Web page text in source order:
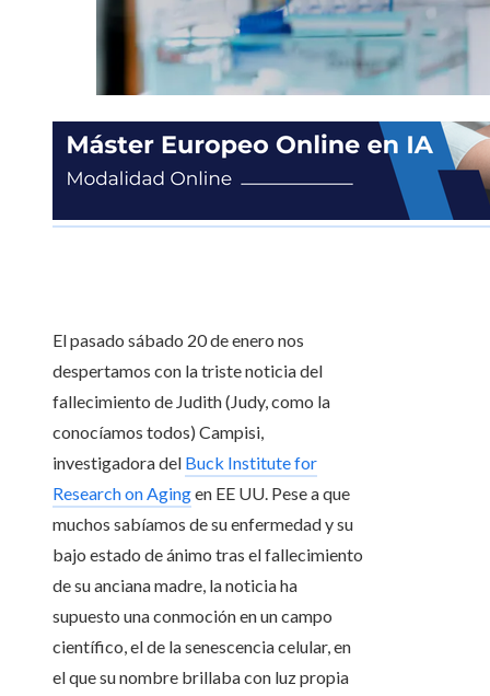
El pasado sábado 20 de enero nos
despertamos con la triste noticia del
fallecimiento de Judith (Judy, como la
conocíamos todos) Campisi,
investigadora del Buck Institute for
Research on Agingen EE UU. Pese a que
muchos sabíamos de su enfermedad y su
bajo estado de ánimo tras el fallecimiento
de su anciana madre, la noticia ha
supuesto una conmoción en un campo
científico, el de la senescencia celular, en
el que su nombre brillaba con luz propia